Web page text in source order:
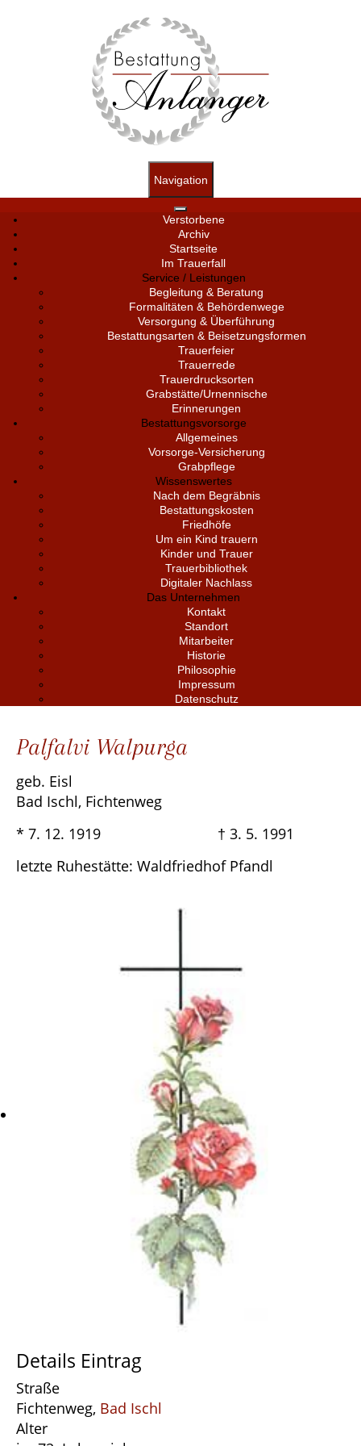
Navigation
Verstorbene
Archiv
Startseite
Im Trauerfall
Service / Leistungen
Begleitung & Beratung
Formalitäten & Behördenwege
Versorgung & Überführung
Bestattungsarten & Beisetzungsformen
Trauerfeier
Trauerrede
Trauerdrucksorten
Grabstätte/Urnennische
Erinnerungen
Bestattungsvorsorge
Allgemeines
Vorsorge-Versicherung
Grabpflege
Wissenswertes
Nach dem Begräbnis
Bestattungskosten
Friedhöfe
Um ein Kind trauern
Kinder und Trauer
Trauerbibliothek
Digitaler Nachlass
Das Unternehmen
Kontakt
Standort
Mitarbeiter
Historie
Philosophie
Impressum
Datenschutz
Palfalvi Walpurga
geb. Eisl
Bad Ischl, Fichtenweg
* 7. 12. 1919 † 3. 5. 1991
letzte Ruhestätte: Waldfriedhof Pfandl
Details Eintrag
Straße
Fichtenweg, Bad Ischl
Alter